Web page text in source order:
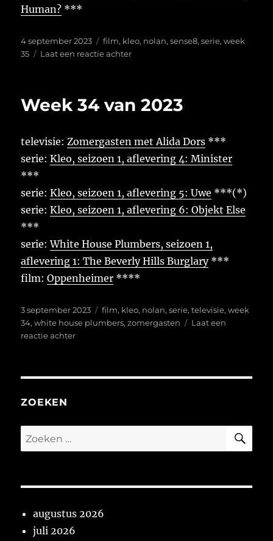
Human? ***
Geplaatst
op
4 september 2023 Tags
film, kleo, nolan,sense8,serie,week
35
Laat een reactie achterop
2023
Week 34 van 2023
televisie:Zomergasten met Alida Dors ***
serie:Kleo, seizoen 1, aflevering 4: Minister
***
serie:Kleo, seizoen 1, aflevering 5: Uwe ***(*)
serie:Kleo, seizoen 1, aflevering 6: Objekt Else
***
serie:White House Plumbers, seizoen 1,
aflevering 1: The Beverly Hills Burglary***
film:Oppenheimer ****
Geplaatst
op
3 september 2023 Tags
film, kleo, nolan,serie,televisie,week
34,white house plumbers,zomergasten
Laat een
reactie achterop
ZOEKEN
Zoeken
naar:
augustus 2026
juli 2026